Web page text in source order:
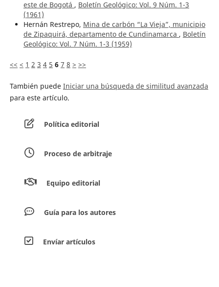
este de Bogotá , Boletín Geológico: Vol. 9 Núm. 1-3
(1961)
Hernán Restrepo, Mina de carbón “La Vieja”, municipio
de Zipaquirá, departamento de Cundinamarca , Boletín
Geológico: Vol. 7 Núm. 1-3 (1959)
<< < 1 2 3 4 5 6 7 8 > >>
También puede Iniciar una búsqueda de similitud avanzada
para este artículo.
Política editorial
Proceso de arbitraje
Equipo editorial
Guía para los autores
Envíar artículos